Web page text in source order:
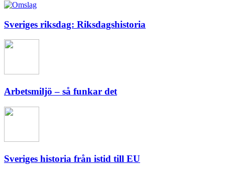
Sveriges riksdag: Riksdagshistoria
Arbetsmiljö – så funkar det
Sveriges historia från istid till EU